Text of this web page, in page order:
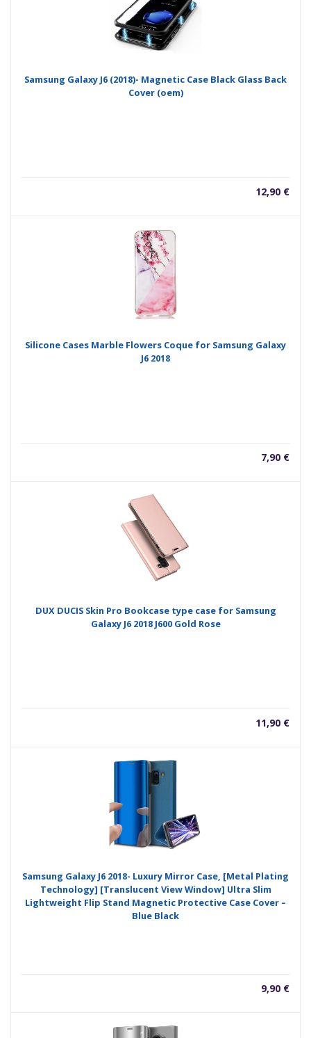
Samsung Galaxy J6 (2018)- Magnetic Case Black Glass Back
Cover (oem)
12,90 €
Silicone Cases Marble Flowers Coque for Samsung Galaxy
J6 2018
7,90 €
DUX DUCIS Skin Pro Bookcase type case for Samsung
Galaxy J6 2018 J600 Gold Rose
11,90 €
Samsung Galaxy J6 2018- Luxury Mirror Case, [Metal Plating
Technology] [Translucent View Window] Ultra Slim
Lightweight Flip Stand Magnetic Protective Case Cover –
Blue Black
9,90 €